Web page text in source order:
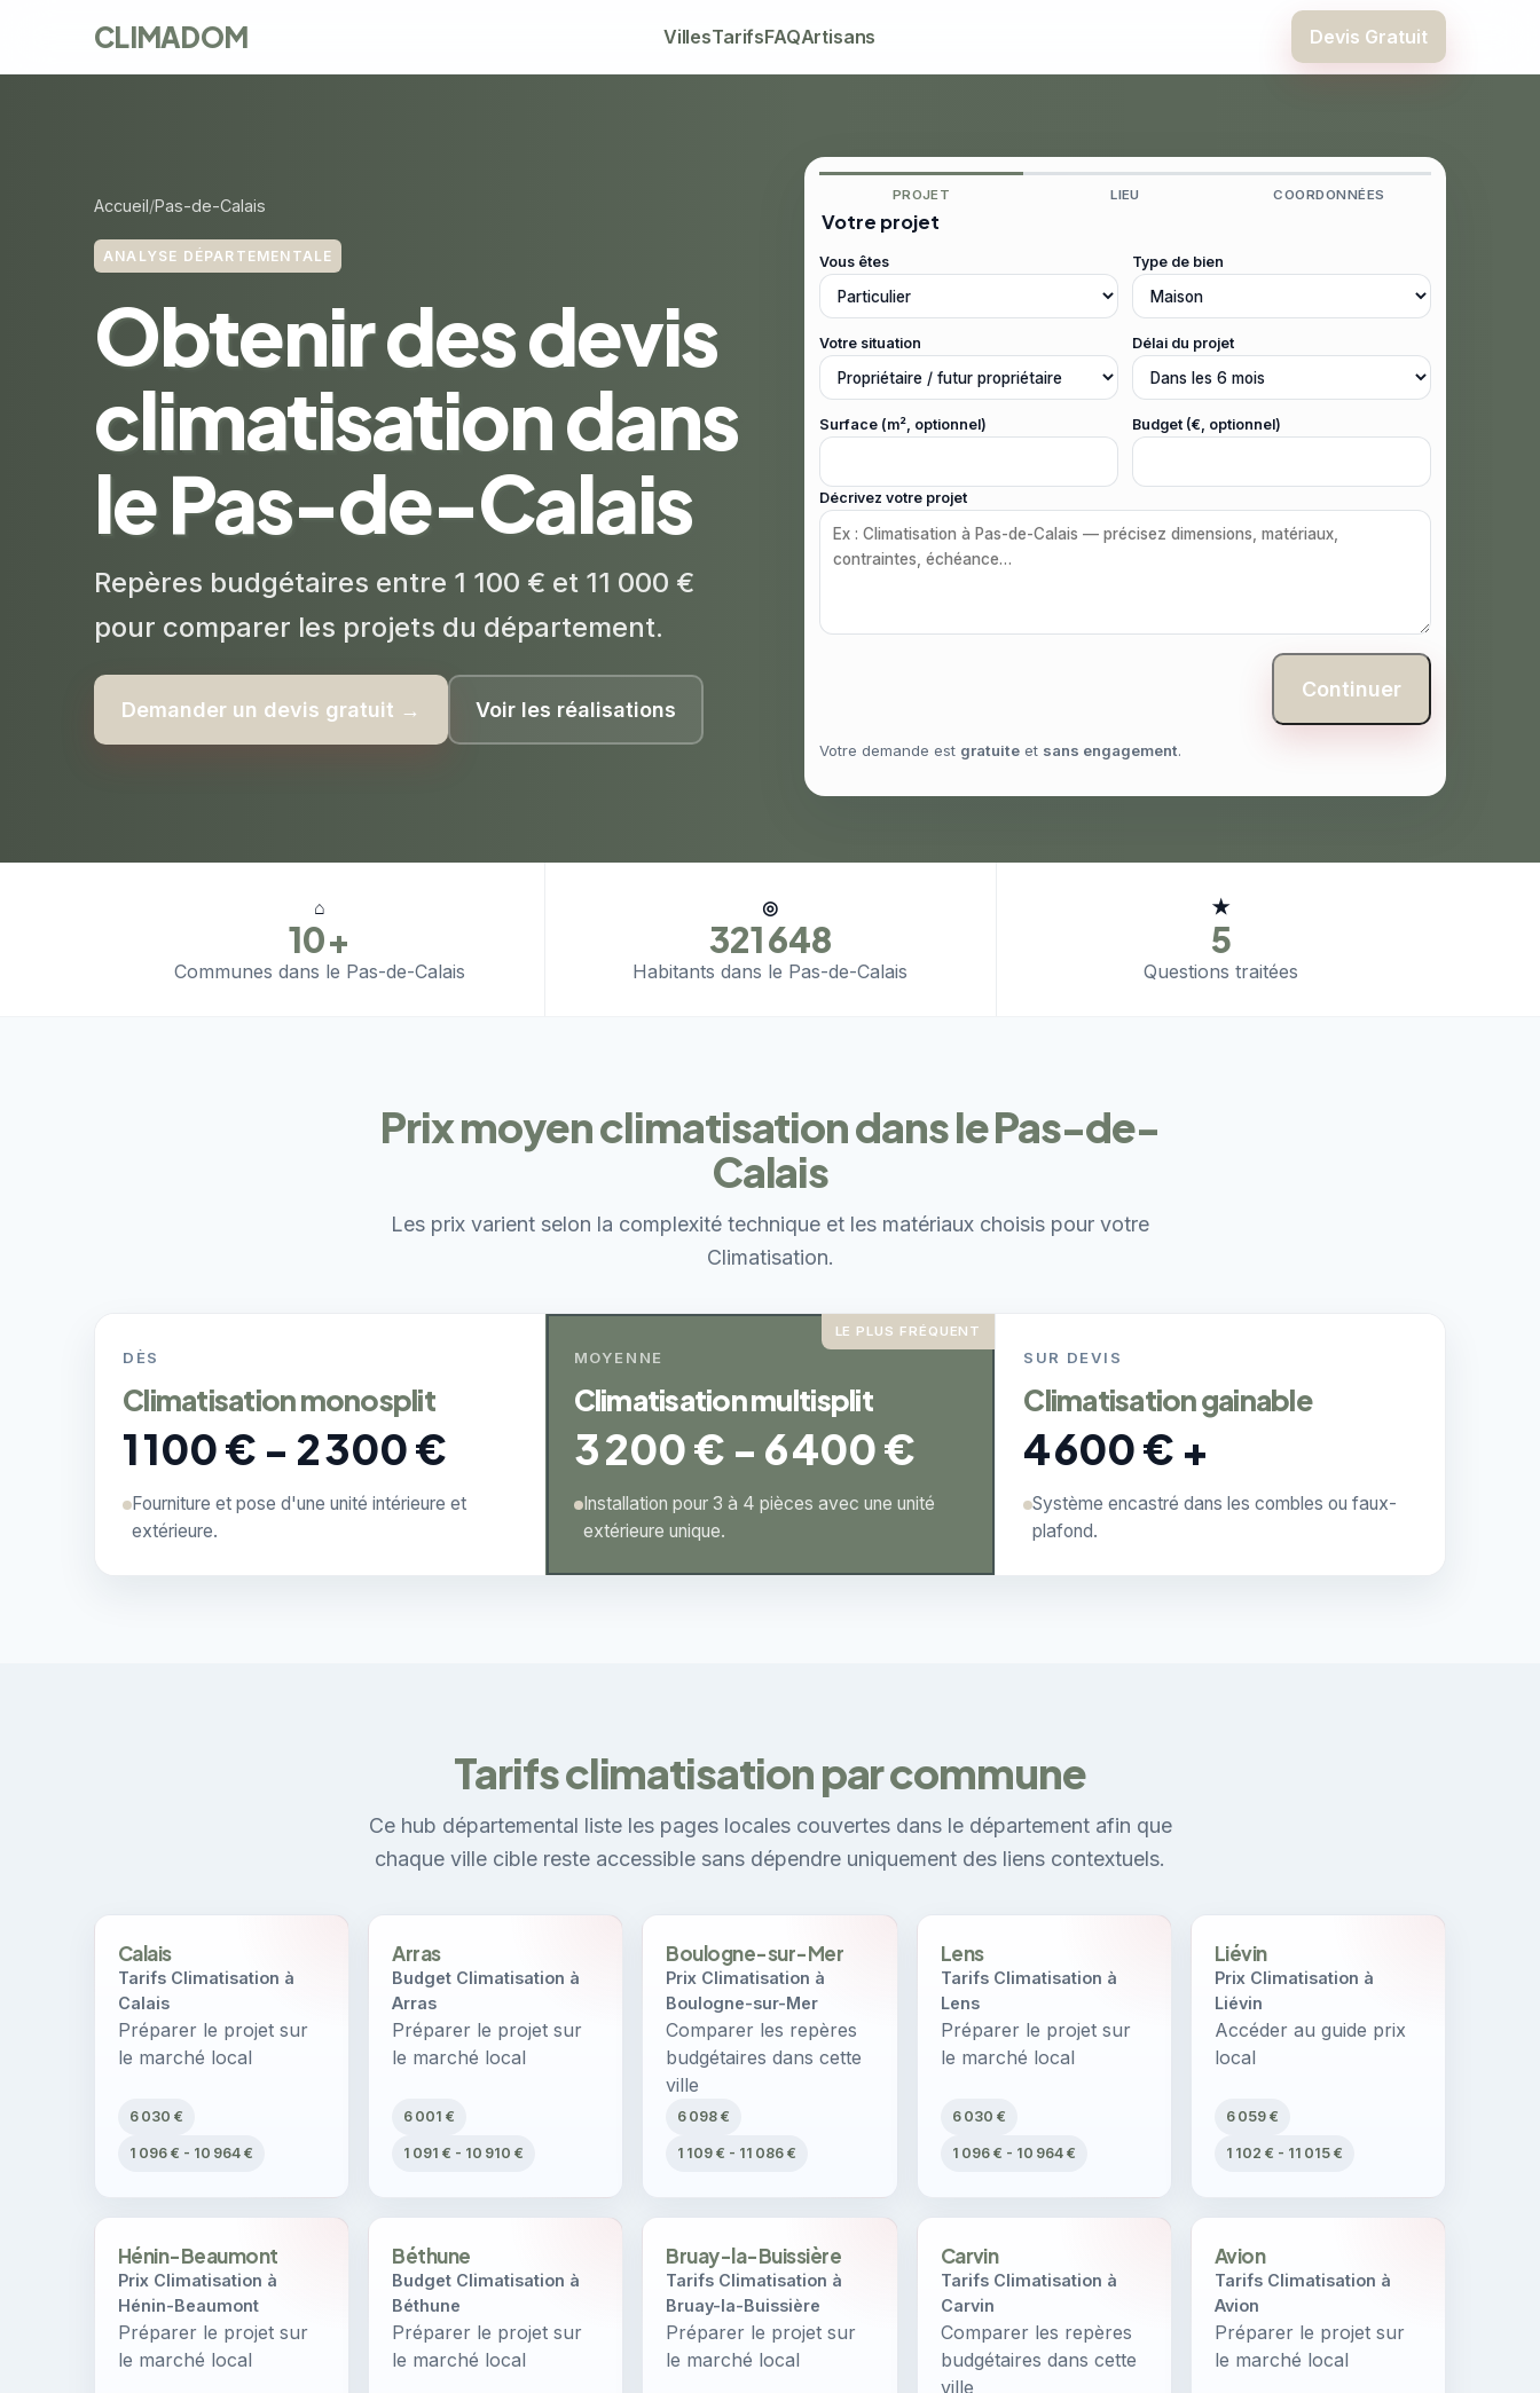
CLIMADOM VillesTarifsFAQArtisans Devis Gratuit
Accueil Pas-de-Calais
ANALYSE DÉPARTEMENTALE
Obtenir des devis
climatisation dans
le Pas-de-Calais
Repères budgétaires entre 1 100 € et 11 000 €
pour comparer les projets du département.
Demander un devis gratuit → Voir les réalisations
PROJET LIEU COORDONNÉES
Votre projet
Vous êtes Type de bien
Votre situation Délai du projet
Surface (m², optionnel) Budget (€, optionnel)
Décrivez votre projet
Continuer
Votre demande est gratuite et sans engagement.
⌂
10+
Communes dans le Pas-de-Calais
◎
321 648
Habitants dans le Pas-de-Calais
★
5
Questions traitées
Prix moyen climatisation dans le Pas-de-
Calais
Les prix varient selon la complexité technique et les matériaux choisis pour votre
Climatisation.
DÈS
Climatisation monosplit
1 100 € - 2 300 €
Fourniture et pose d'une unité intérieure et
extérieure.
LE PLUS FRÉQUENT
MOYENNE
Climatisation multisplit
3 200 € - 6 400 €
Installation pour 3 à 4 pièces avec une unité
extérieure unique.
SUR DEVIS
Climatisation gainable
4 600 € +
Système encastré dans les combles ou faux-
plafond.
Tarifs climatisation par commune
Ce hub départemental liste les pages locales couvertes dans le département afin que
chaque ville cible reste accessible sans dépendre uniquement des liens contextuels.
Calais
Tarifs Climatisation à
Calais
Préparer le projet sur
le marché local
6 030 €
1 096 € - 10 964 €
Arras
Budget Climatisation à
Arras
Préparer le projet sur
le marché local
6 001 €
1 091 € - 10 910 €
Boulogne-sur-Mer
Prix Climatisation à
Boulogne-sur-Mer
Comparer les repères
budgétaires dans cette
ville
6 098 €
1 109 € - 11 086 €
Lens
Tarifs Climatisation à
Lens
Préparer le projet sur
le marché local
6 030 €
1 096 € - 10 964 €
Liévin
Prix Climatisation à
Liévin
Accéder au guide prix
local
6 059 €
1 102 € - 11 015 €
Hénin-Beaumont
Prix Climatisation à
Hénin-Beaumont
Préparer le projet sur
le marché local
Béthune
Budget Climatisation à
Béthune
Préparer le projet sur
le marché local
Bruay-la-Buissière
Tarifs Climatisation à
Bruay-la-Buissière
Préparer le projet sur
le marché local
Carvin
Tarifs Climatisation à
Carvin
Comparer les repères
budgétaires dans cette
ville
Avion
Tarifs Climatisation à
Avion
Préparer le projet sur
le marché local